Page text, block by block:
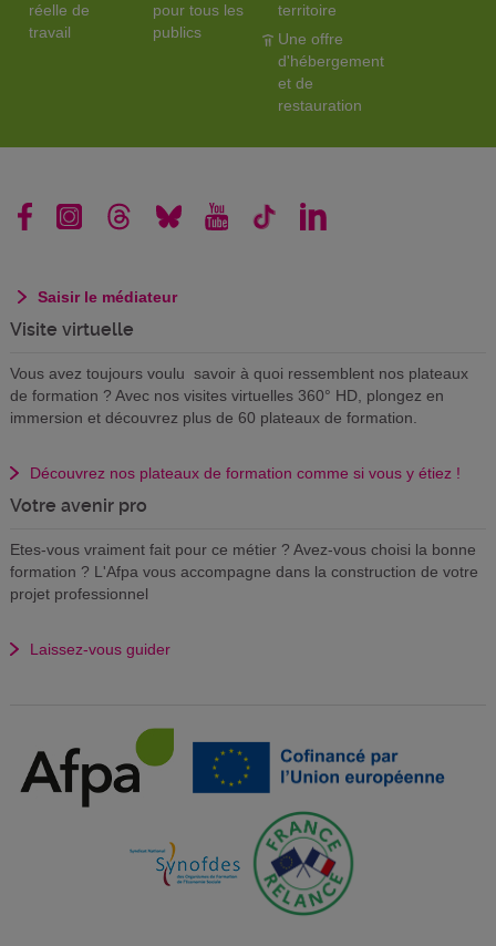
réelle de
travail
pour tous les
publics
territoire
Une offre
d'hébergement
et de
restauration
Saisir le médiateur
Visite virtuelle
Vous avez toujours voulu savoir à quoi ressemblent nos plateaux
de formation ? Avec nos visites virtuelles 360° HD, plongez en
immersion et découvrez plus de 60 plateaux de formation.
Découvrez nos plateaux de formation comme si vous y étiez !
Votre avenir pro
Etes-vous vraiment fait pour ce métier ? Avez-vous choisi la bonne
formation ? L'Afpa vous accompagne dans la construction de votre
projet professionnel
Laissez-vous guider